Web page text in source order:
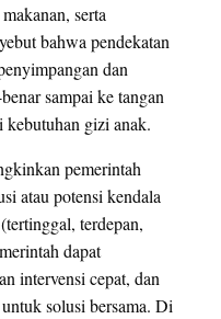
serta
bahwa pendekatan
dan
sampai ke tangan
kebutuhan gizi anak.
pemerintah
atau potensi kendala
terdepan,
dapat
intervensi cepat, dan
solusi bersama. Di